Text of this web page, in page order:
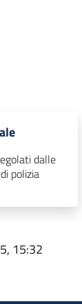
dalle
polizia
15:32